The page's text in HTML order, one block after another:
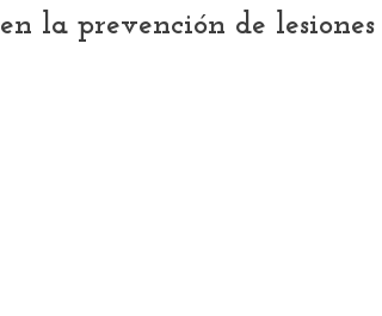
en la prevención de lesiones